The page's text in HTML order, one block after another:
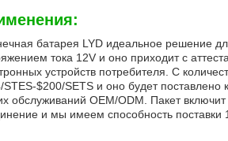
батарея LYD идеальное решение
тока 12V и оно приходит с
устройств потребителя. С
STES-$200/SETS и оно будет
обслуживаний OEM/ODM. Пакет
и мы имеем способность поставки